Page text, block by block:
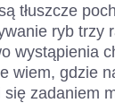
tłuszcze
ryb trzy
wystąpienia
wiem, gdzie
zadaniem